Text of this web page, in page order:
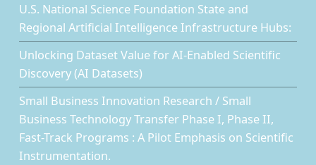
U.S. National Science Foundation State and
Regional Artificial Intelligence Infrastructure Hubs:
Unlocking Dataset Value for AI-Enabled Scientific
Discovery (AI Datasets)
Small Business Innovation Research / Small
Business Technology Transfer Phase I, Phase II,
Fast-Track Programs : A Pilot Emphasis on Scientific
Instrumentation.